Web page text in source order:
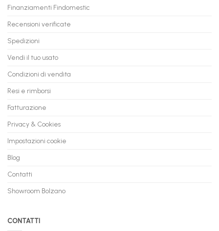
a
con
Finanziamenti Findomestic
Recensioni verificate
Spedizioni
Vendi il tuo usato
Condizioni di vendita
Resi e rimborsi
Fatturazione
Privacy & Cookies
Impostazioni cookie
Blog
Contatti
Showroom Bolzano
CONTATTI